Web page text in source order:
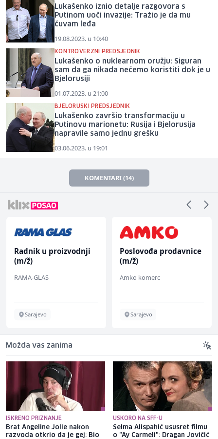
Lukašenko iznio detalje razgovora s
Putinom uoči invazije: Tražio je da mu
čuvam leđa
19.08.2023. u 10:40
KONTROVERZNI PREDSJEDNIK
Lukašenko o nuklearnom oružju: Siguran
sam da ga nikada nećemo koristiti dok je u
Bjelorusiji
01.07.2023. u 21:00
BJELORUSKI PREDSJEDNIK
Lukašenko završio transformaciju u
Putinovu marionetu: Rusija i Bjelorusija
napravile samo jednu grešku
03.06.2023. u 19:01
KOMENTARI (14)
Radnik u proizvodnji
(m/ž)
RAMA-GLAS
Sarajevo
Poslovođa prodavnice
(m/ž)
Amko komerc
Sarajevo
Možda vas zanima
ISKRENO PRIZNANJE
Brat Angeline Jolie nakon
razvoda otkrio da je gej: Bio
USKORO NA SFF-U
Selma Alispahić ususret filmu
o "Ay Carmeli": Dragan Jovičić